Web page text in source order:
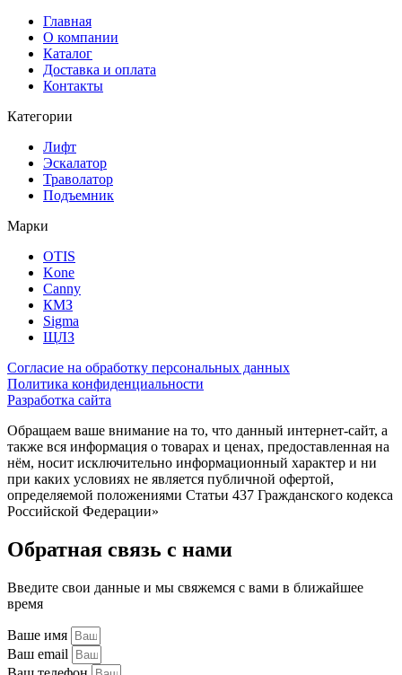
Главная
О компании
Каталог
Доставка и оплата
Контакты
Категории
Лифт
Эскалатор
Траволатор
Подъемник
Марки
OTIS
Kone
Canny
КМЗ
Sigma
ЩЛЗ
Согласие на обработку персональных данных
Политика конфиденциальности
Разработка сайта
Обращаем ваше внимание на то, что данный интернет-сайт, а
также вся информация о товарах и ценах, предоставленная на
нём, носит исключительно информационный характер и ни
при каких условиях не является публичной офертой,
определяемой положениями Статьи 437 Гражданского кодекса
Российской Федерации»
Обратная связь с нами
Введите свои данные и мы свяжемся с вами в ближайшее
время
Ваше имя
Ваш email